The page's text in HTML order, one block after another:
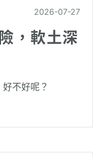
2026-07-27
，軟土深
不好呢？